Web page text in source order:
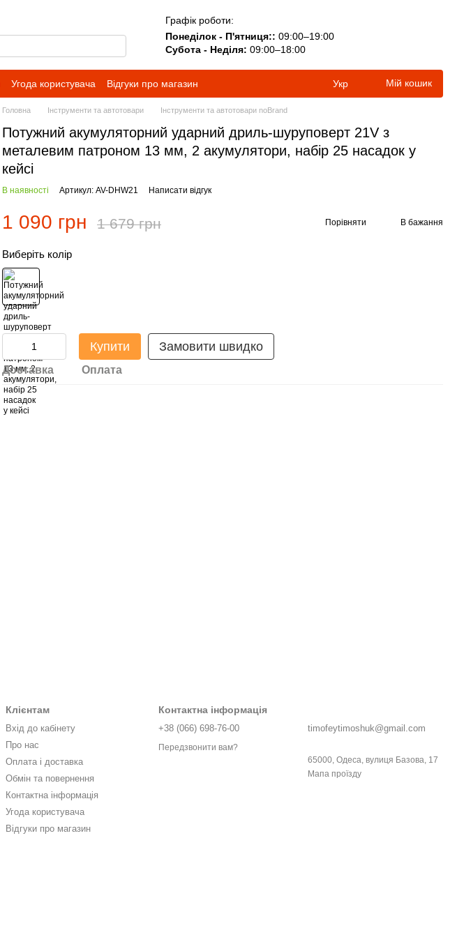
Графік роботи:
Понеділок - П'ятниця:: 09:00–19:00
Субота - Неділя: 09:00–18:00
Угода користувача Відгуки про магазин Укр Мій кошик
Головна Інструменти та автотовари Інструменти та автотовари noBrand
Потужний акумуляторний ударний дриль-шуруповерт 21V з
металевим патроном 13 мм, 2 акумулятори, набір 25 насадок у
кейсі
В наявності Артикул: AV-DHW21 Написати відгук
1 090 грн 1 679 грн Порівняти В бажання
Виберіть колір
Купити Замовити швидко
Доставка Оплата
Клієнтам
Вхід до кабінету
Про нас
Оплата і доставка
Обмін та повернення
Контактна інформація
Угода користувача
Відгуки про магазин
Контактна інформація
+38 (066) 698-76-00
Передзвонити вам?
timofeytimoshuk@gmail.com
65000, Одеса, вулиця Базова, 17
Мапа проїзду